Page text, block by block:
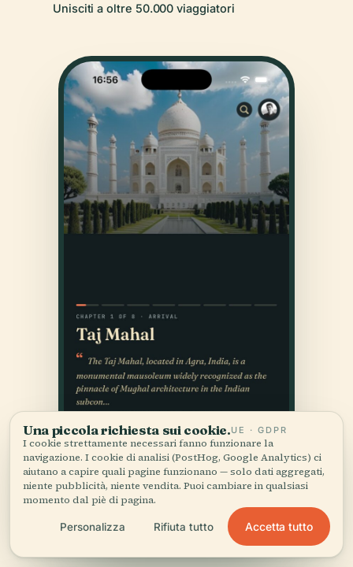
Unisciti a oltre 50.000 viaggiatori
Una piccola richiesta sui cookie.UE · GDPR
I cookie strettamente necessari fanno funzionare la
navigazione. I cookie di analisi (PostHog, Google Analytics) ci
aiutano a capire quali pagine funzionano — solo dati aggregati,
niente pubblicità, niente vendita. Puoi cambiare in qualsiasi
momento dal piè di pagina.
Personalizza Rifiuta tutto Accetta tutto